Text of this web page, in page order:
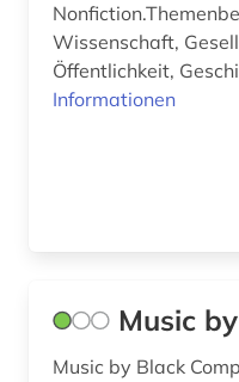
liechtenstein (1)
limnologie (1)
literatur (3)
marxismus (1)
Wissenschaft,
Öffentlichkeit,
Informationen
Music
Music by Black